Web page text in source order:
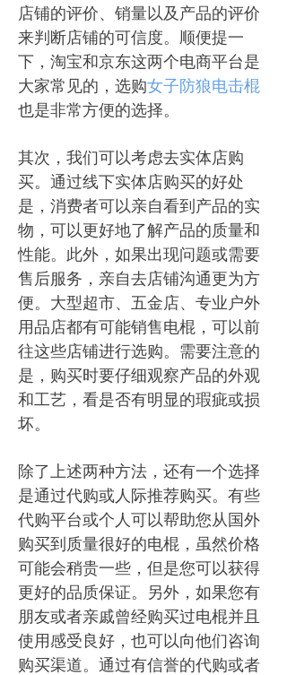
店铺的评价、销量以及产品的评价
来判断店铺的可信度。顺便提一
下，淘宝和京东这两个电商平台是
大家常见的，选购女子防狼电击棍
也是非常方便的选择。
其次，我们可以考虑去实体店购
买。通过线下实体店购买的好处
是，消费者可以亲自看到产品的实
物，可以更好地了解产品的质量和
性能。此外，如果出现问题或需要
售后服务，亲自去店铺沟通更为方
便。大型超市、五金店、专业户外
用品店都有可能销售电棍，可以前
往这些店铺进行选购。需要注意的
是，购买时要仔细观察产品的外观
和工艺，看是否有明显的瑕疵或损
坏。
除了上述两种方法，还有一个选择
是通过代购或人际推荐购买。有些
代购平台或个人可以帮助您从国外
购买到质量很好的电棍，虽然价格
可能会稍贵一些，但是您可以获得
更好的品质保证。另外，如果您有
朋友或者亲戚曾经购买过电棍并且
使用感受良好，也可以向他们咨询
购买渠道。通过有信誉的代购或者